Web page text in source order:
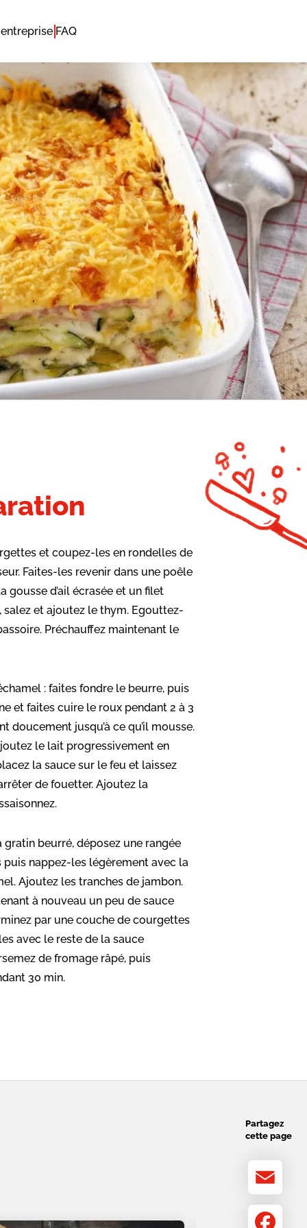
FAQ
et coupez-les en rondelles de
Faites-les revenir dans une poêle
gousse d’ail écrasée et un filet
salez et ajoutez le thym. Egouttez-
Préchauffez maintenant le
: faites fondre le beurre, puis
et faites cuire le roux pendant 2 à 3
doucement jusqu’à ce qu’il mousse.
le lait progressivement en
la sauce sur le feu et laissez
de fouetter. Ajoutez la
gratin beurré, déposez une rangée
nappez-les légèrement avec la
Ajoutez les tranches de jambon.
à nouveau un peu de sauce
par une couche de courgettes
avec le reste de la sauce
de fromage râpé, puis
30 min.
Partagez
cette page
Email